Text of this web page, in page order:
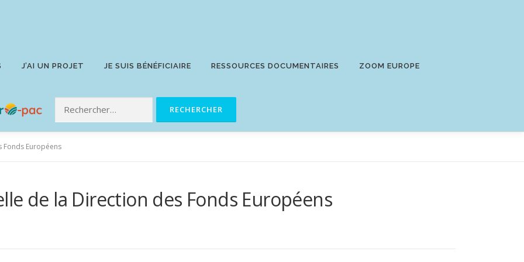
J’AI UN PROJET JE SUIS BÉNÉFICIAIRE RESSOURCES DOCUMENTAIRES ZOOM EUROPE
Européens
de la Direction des Fonds Européens